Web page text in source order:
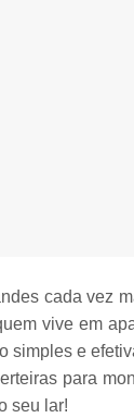
cada vez
vive em
simples e
para
seu lar!